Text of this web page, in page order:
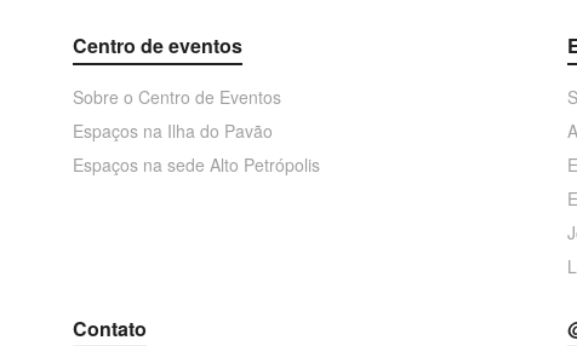
Centro de eventos
Sobre o Centro de Eventos
Espaços na Ilha do Pavão
Espaços na sede Alto Petrópolis
Contato